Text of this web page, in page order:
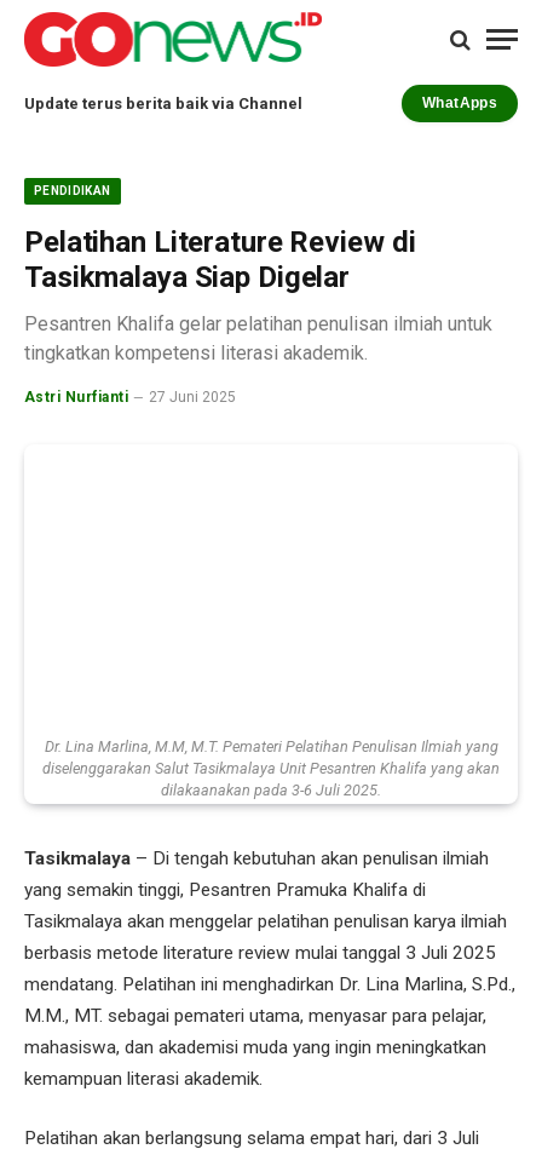
Update terus berita baik via Channel WhatApps
PENDIDIKAN
Pelatihan Literature Review di
Tasikmalaya Siap Digelar
Pesantren Khalifa gelar pelatihan penulisan ilmiah untuk
tingkatkan kompetensi literasi akademik.
Astri Nurfianti 27 Juni 2025
Dr. Lina Marlina, M.M, M.T. Pemateri Pelatihan Penulisan Ilmiah yang
diselenggarakan Salut Tasikmalaya Unit Pesantren Khalifa yang akan
dilakaanakan pada 3-6 Juli 2025.
Tasikmalaya – Di tengah kebutuhan akan penulisan ilmiah
yang semakin tinggi, Pesantren Pramuka Khalifa di
Tasikmalaya akan menggelar pelatihan penulisan karya ilmiah
berbasis metode literature review mulai tanggal 3 Juli 2025
mendatang. Pelatihan ini menghadirkan Dr. Lina Marlina, S.Pd.,
M.M., MT. sebagai pemateri utama, menyasar para pelajar,
mahasiswa, dan akademisi muda yang ingin meningkatkan
kemampuan literasi akademik.
Pelatihan akan berlangsung selama empat hari, dari 3 Juli